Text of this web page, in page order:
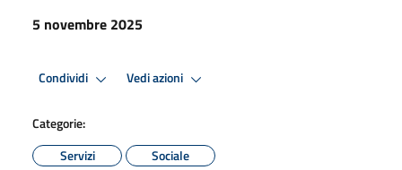
5 novembre 2025
Condividi Vedi azioni
Categorie:
Servizi
Sociale